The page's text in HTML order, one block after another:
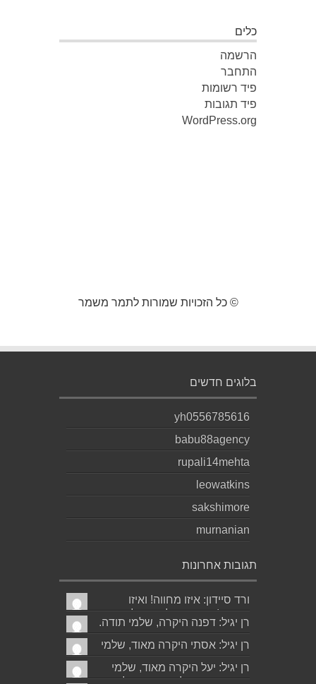
כלים
הרשמה
התחבר
פיד רשומות
פיד תגובות
WordPress.org
© כל הזכויות שמורות לתמר משמר
בלוגים חדשים
yh0556785616
babu88agency
rupali14mehta
leowatkins
sakshimore
murnanian
תגובות אחרונות
ורד סיידון: איזו מחווה! ואיזו
עברית! יישר כוח לכותב ולאהובתו
:) שבת שלום...
רן יגיל: דפנה היקרה, שלמי תודה.
גד הוא אכן משורר איכותי ביותר.
אמסור...
רן יגיל: אסתי היקרה מאוד, שלמי
תודה. ניכר כי השירים דיברו
לליבך. אמסו...
רן יגיל: יעל היקרה מאוד, שלמי
תודה. אמסור לגד. שבת שלום.